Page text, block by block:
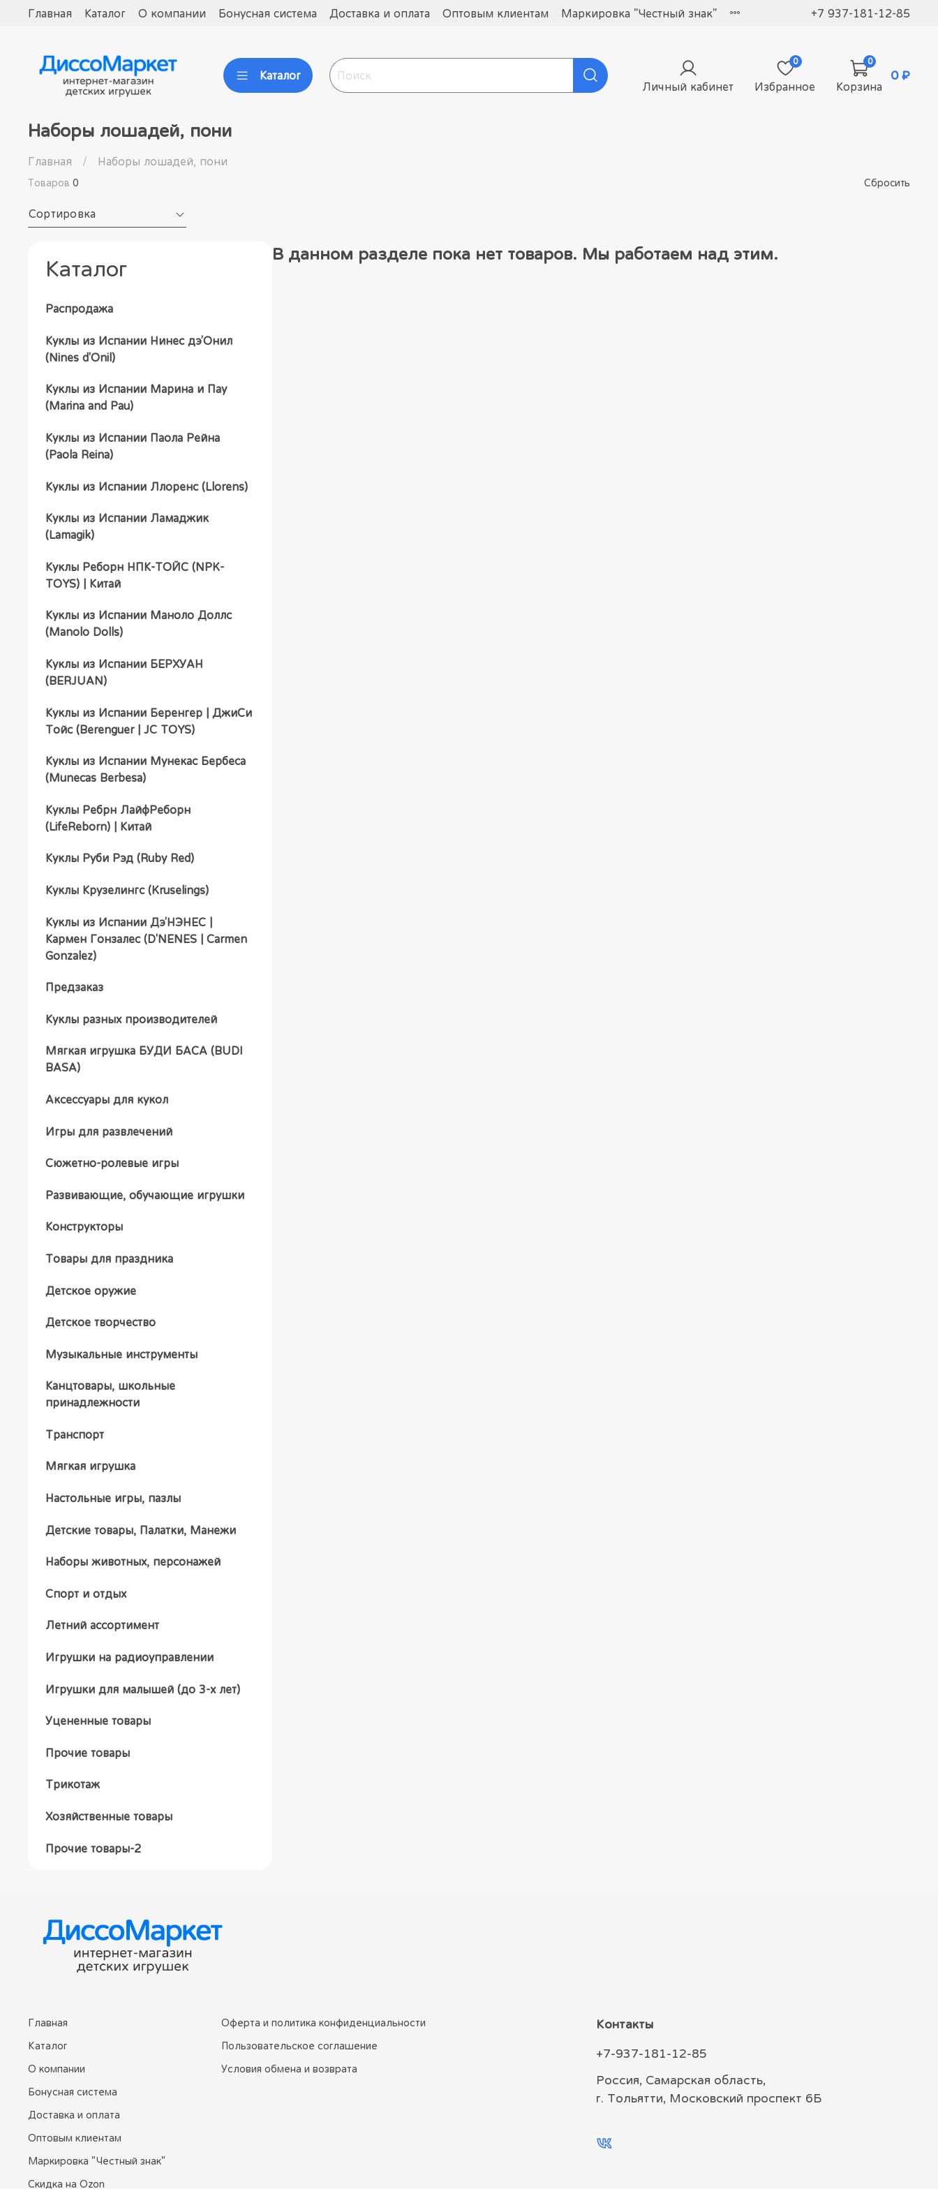
Главная Каталог О компании Бонусная система Доставка и оплата Оптовым клиентам Маркировка "Честный знак" +7 937-181-12-85
Каталог
Личный кабинет
0
Избранное
0
Корзина
0 ₽
Наборы лошадей, пони
Главная Наборы лошадей, пони
Товаров 0 Сбросить
Сортировка
Каталог
Распродажа
Куклы из Испании Нинес дэ’Онил
(Nines d'Onil)
Куклы из Испании Марина и Пау
(Marina and Pau)
Куклы из Испании Паола Рейна
(Paola Reina)
Куклы из Испании Ллоренс (Llorens)
Куклы из Испании Ламаджик
(Lamagik)
Куклы Реборн НПК-ТОЙС (NPK-
TOYS) | Китай
Куклы из Испании Маноло Доллс
(Manolo Dolls)
Куклы из Испании БЕРХУАН
(BERJUAN)
Куклы из Испании Беренгер | ДжиСи
Тойс (Berenguer | JC TOYS)
Куклы из Испании Мунекас Бербеса
(Munecas Berbesa)
Куклы Ребрн ЛайфРеборн
(LifeReborn) | Китай
Куклы Руби Рэд (Ruby Red)
Куклы Крузелингс (Kruselings)
Куклы из Испании Дэ’НЭНЕС |
Кармен Гонзалес (D'NENES | Carmen
Gonzalez)
Предзаказ
Куклы разных производителей
Мягкая игрушка БУДИ БАСА (BUDI
BASA)
Аксессуары для кукол
Игры для развлечений
Сюжетно-ролевые игры
Развивающие, обучающие игрушки
Конструкторы
Товары для праздника
Детское оружие
Детское творчество
Музыкальные инструменты
Канцтовары, школьные
принадлежности
Транспорт
Мягкая игрушка
Настольные игры, пазлы
Детские товары, Палатки, Манежи
Наборы животных, персонажей
Спорт и отдых
Летний ассортимент
Игрушки на радиоуправлении
Игрушки для малышей (до 3-х лет)
Уцененные товары
Прочие товары
Трикотаж
Хозяйственные товары
Прочие товары-2
В данном разделе пока нет товаров. Мы работаем над этим.
Главная
Каталог
О компании
Бонусная система
Доставка и оплата
Оптовым клиентам
Маркировка "Честный знак"
Скидка на Ozon
Оферта и политика конфиденциальности
Пользовательское соглашение
Условия обмена и возврата
Контакты
+7-937-181-12-85
Россия, Самарская область,
г. Тольятти, Московский проспект 6Б